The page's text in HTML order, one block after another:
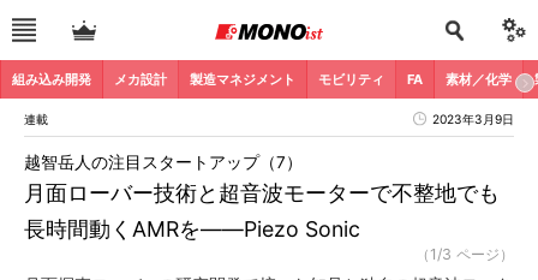
組み込み開発 メカ設計 製造マネジメント モビリティ FA 素材／化学
連載 2023年3月9日
月面ローバー技術と超音波モーターで不整地でも
長時間動くAMRを――Piezo Sonic
越智岳人の注目スタートアップ（7）
（1/3 ページ）